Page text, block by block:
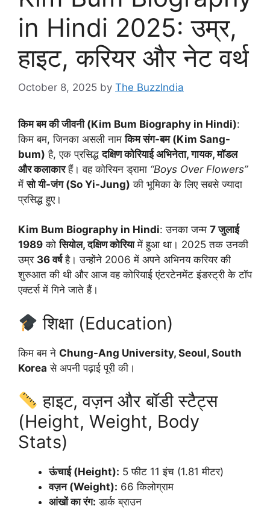
in Hindi 2025: उम्र,
हाइट, करियर और नेट वर्थ
October 8, 2025 by The BuzzIndia
किम बम की जीवनी (Kim Bum Biography in Hindi):
किम बम, जिनका असली नामकिम संग-बम (Kim Sang-
bum) है, एक प्रसिद्धदक्षिण कोरियाई अभिनेता, गायक, मॉडल
और कलाकारहैं। वह कोरियन ड्रामा “Boys Over Flowers”
मेंसो यी-जंग (So Yi-Jung) की भूमिका के लिए सबसे ज्यादा
प्रसिद्ध हुए।
Kim Bum Biography in Hindi: उनका जन्म 7 जुलाई
1989 कोसियोल, दक्षिण कोरियामें हुआ था। 2025 तक उनकी
उम्र 36 वर्षहै। उन्होंने 2006 में अपने अभिनय करियर की
शुरुआत की थी और आज वह कोरियाई एंटरटेनमेंट इंडस्ट्री के टॉप
एक्टर्स में गिने जाते हैं।
शिक्षा (Education)
किम बम ने Chung-Ang University, Seoul, South
Korea से अपनी पढ़ाई पूरी की।
हाइट, वज़न और बॉडी स्टैट्स
(Height, Weight, Body
Stats)
ऊंचाई (Height): 5 फीट 11 इंच (1.81 मीटर)
वज़न (Weight): 66 किलोग्राम
आंखों का रंग: डार्क ब्राउन